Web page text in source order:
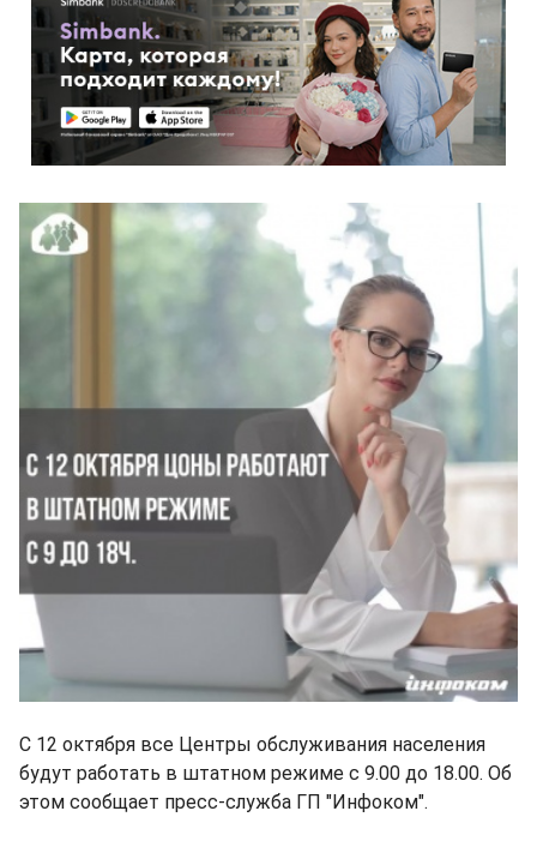
С 12 октября все Центры обслуживания населения
будут работать в штатном режиме с 9.00 до 18.00. Об
этом сообщает пресс-служба ГП "Инфоком".